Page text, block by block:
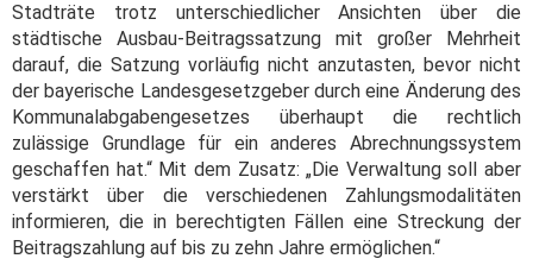
Stadträte trotz unterschiedlicher Ansichten über die
städtische Ausbau-Beitragssatzung mit großer Mehrheit
darauf, die Satzung vorläufig nicht anzutasten, bevor nicht
der bayerische Landesgesetzgeber durch eine Änderung des
Kommunalabgabengesetzes überhaupt die rechtlich
zulässige Grundlage für ein anderes Abrechnungssystem
geschaffen hat.“ Mit dem Zusatz: „Die Verwaltung soll aber
verstärkt über die verschiedenen Zahlungsmodalitäten
informieren, die in berechtigten Fällen eine Streckung der
Beitragszahlung auf bis zu zehn Jahre ermöglichen.“